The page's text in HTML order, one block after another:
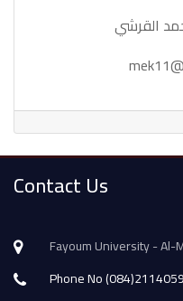
القرشي
Contact Us
Fayoum University - Al-
Phone No (084)2114059